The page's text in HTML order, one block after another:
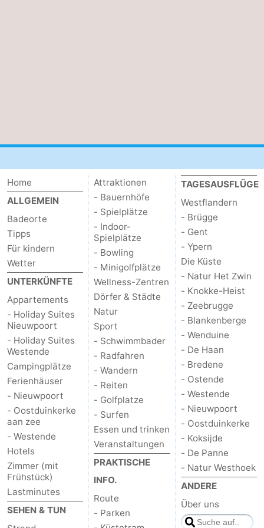
Home
ALLGEMEIN
Badeorte
Tipps
Für kindern
Wetter
UNTERKÜNFTE
Appartements
- Holiday Suites
Nieuwpoort
- Holiday Suites
Westende
Campingplätze
Ferienhäuser
- Nieuwpoort
- Oostduinkerke
aan zee
- Westende
Hotels
Zimmer (mit
Frühstück)
Lastminutes
SEHEN & TUN
Attraktionen
- Bauernhöfe
- Spielplätze
- Indoor-
Spielplätze
- Bowling
- Minigolfplätze
Wellness-Zentren
Dörfer & Städte
Natur
Sport
- Schwimmbader
- Radfahren
- Wandern
- Reiten
- Golfplatze
- Surfen
Essen und trinken
Veranstaltungen
PRAKTISCHE
INFO.
Route
- Parken
TAGESAUSFLÜGE
Westflandern
- Brügge
- Gent
- Ypern
Die Küste
- Natur Het Zwin
- Knokke-Heist
- Zeebrugge
- Blankenberge
- Wenduine
- De Haan
- Bredene
- Ostende
- Westende
- Nieuwpoort
- Oostduinkerke
- Koksijde
- De Panne
- Natur Westhoek
ANDERE
Über uns